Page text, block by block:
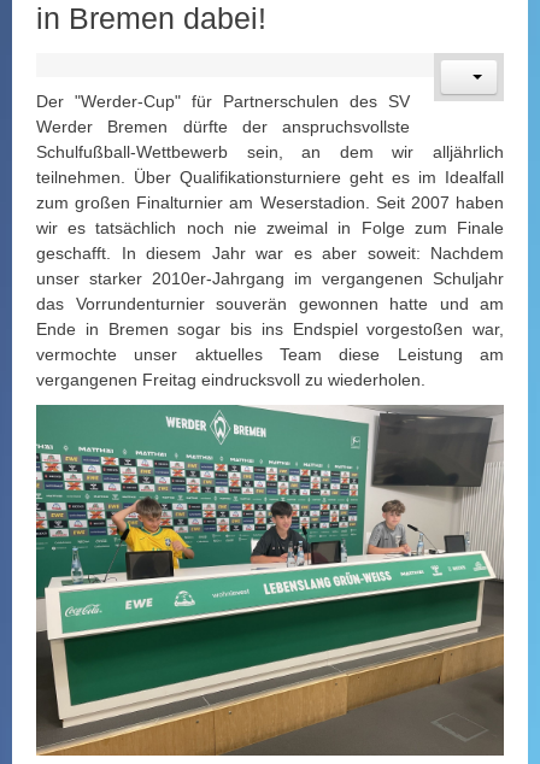
in Bremen dabei!
Der "Werder-Cup" für Partnerschulen des SV
Werder Bremen dürfte der anspruchsvollste
Schulfußball-Wettbewerb sein, an dem wir alljährlich
teilnehmen. Über Qualifikationsturniere geht es im Idealfall
zum großen Finalturnier am Weserstadion. Seit 2007 haben
wir es tatsächlich noch nie zweimal in Folge zum Finale
geschafft. In diesem Jahr war es aber soweit: Nachdem
unser starker 2010er-Jahrgang im vergangenen Schuljahr
das Vorrundenturnier souverän gewonnen hatte und am
Ende in Bremen sogar bis ins Endspiel vorgestoßen war,
vermochte unser aktuelles Team diese Leistung am
vergangenen Freitag eindrucksvoll zu wiederholen.